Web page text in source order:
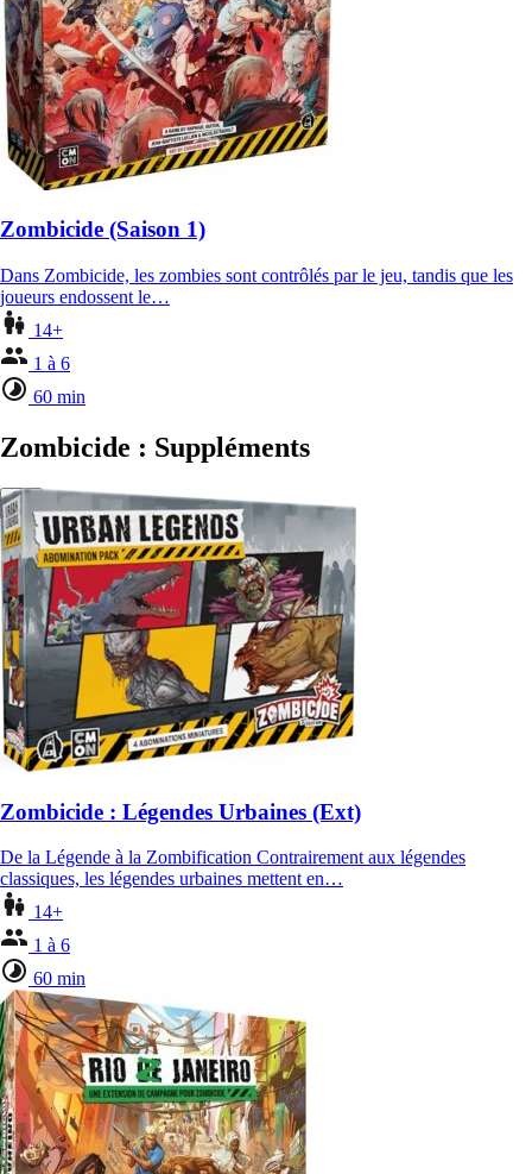
Zombicide (Saison 1)
Dans Zombicide, les zombies sont contrôlés par le jeu, tandis que les
joueurs endossent le…
14+
1 à 6
60 min
Zombicide : Suppléments
Zombicide : Légendes Urbaines (Ext)
De la Légende à la Zombification Contrairement aux légendes
classiques, les légendes urbaines mettent en…
14+
1 à 6
60 min